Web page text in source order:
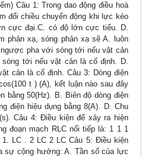
Câu 1: Trong dao động điều hoà
đổi chiều chuyển động khi lực kéo
cực đại.C. có độ lớn cực tiểu. D.
phản xạ, sóng phản xạ sẽ A. luôn
pha với sóng tới nếu vật cản
tới nếu vật cản là cố định. D.
cản là cố định. Câu 3: Dòng điện
t ) (A), kết luận nào sau đây
bằng 50(Hz). B. Biên độ dòng điện
điện hiệu dụng bằng 8(A). D. Chu
Câu 4: Điều kiện để xảy ra hiện
đoạn mạch RLC nối tiếp là: 1 1 1
LC . 2 LC 2 LC Câu 5: Điều kiện
sự cộng hưởng: A. Tần số của lực